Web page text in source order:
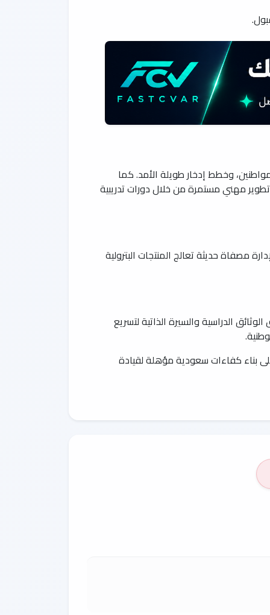
وخطط إدخار طويلة الأمد. كما
مهني مستمرة من خلال دورات تدريبية
حديثة تعالج المنتجات البترولية
الدراسية والسيرة الذاتية لتسريع
بناء كفاءات سعودية مؤهلة لقيادة